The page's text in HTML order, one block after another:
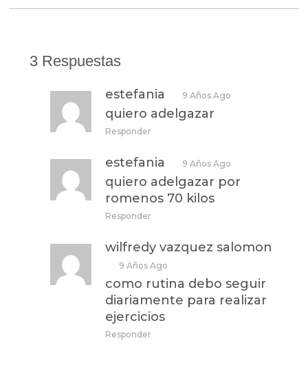
3 Respuestas
estefania 9 Años Ago
quiero adelgazar
Responder
estefania 9 Años Ago
quiero adelgazar por
romenos 70 kilos
Responder
wilfredy vazquez salomon
9 Años Ago
como rutina debo seguir
diariamente para realizar
ejercicios
Responder